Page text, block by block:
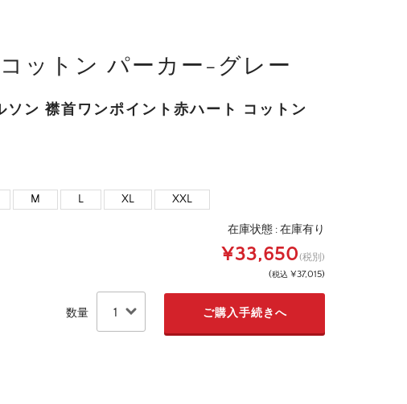
ットン パーカー-グレー
ソン 襟首ワンポイント赤ハート コットン
M L XL XXL
在庫状態 :在庫有り
¥33,650(税別)
(税込 ¥37,015)
数量